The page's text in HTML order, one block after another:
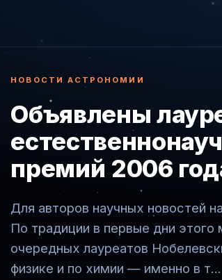
НОВОСТИ АСТРОНОМИИ
Объявлены
премий 2006
Для авторов научных новостей
По традиции в первые дни
очередных лауреатов
физике и по химии — именно в т...